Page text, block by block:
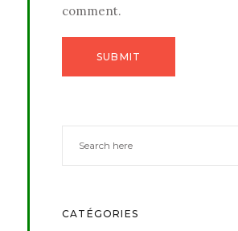
comment.
CATÉGORIES